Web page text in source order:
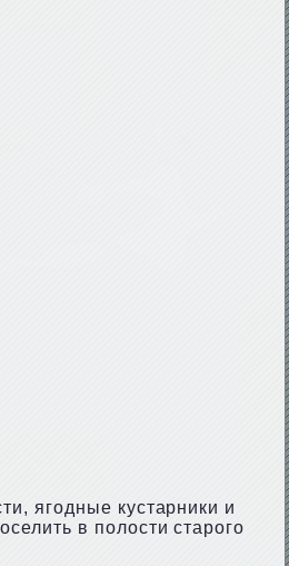
ягодные кустарники и
в полости старого